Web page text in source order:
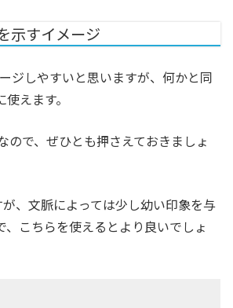
示すイメージ
ジしやすいと思いますが、何かと同
えます。
ので、ぜひとも押さえておきましょ
、文脈によっては少し幼い印象を与
、こちらを使えるとより良いでしょ